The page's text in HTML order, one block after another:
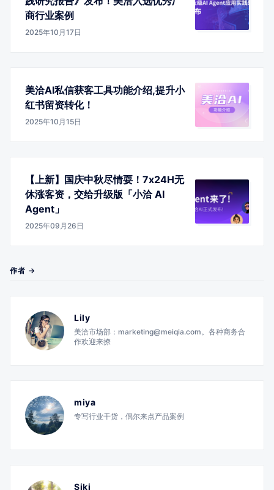
商行业案例
2025年10月17日
美洽AI私信获客工具功能介绍,提升小
红书留资转化！
2025年10月15日
【上新】国庆中秋尽情耍！7x24H无
休涨客资，交给升级版「小洽 AI
Agent」
2025年09月26日
作者 →
Lily
美洽市场部：marketing@meiqia.com。各种商务合
作欢迎来撩
miya
专写行业干货，偶尔来点产品案例
Siki